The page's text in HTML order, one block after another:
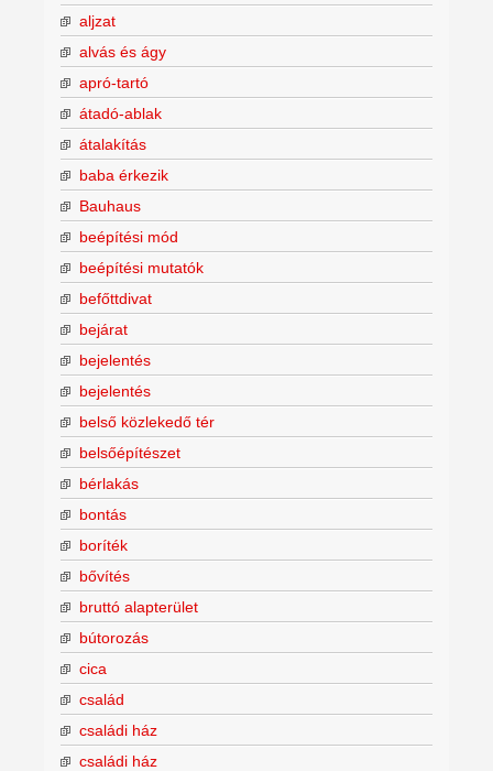
aljzat
alvás és ágy
apró-tartó
átadó-ablak
átalakítás
baba érkezik
Bauhaus
beépítési mód
beépítési mutatók
befőttdivat
bejárat
bejelentés
bejelentés
belső közlekedő tér
belsőépítészet
bérlakás
bontás
boríték
bővítés
bruttó alapterület
bútorozás
cica
család
családi ház
családi ház